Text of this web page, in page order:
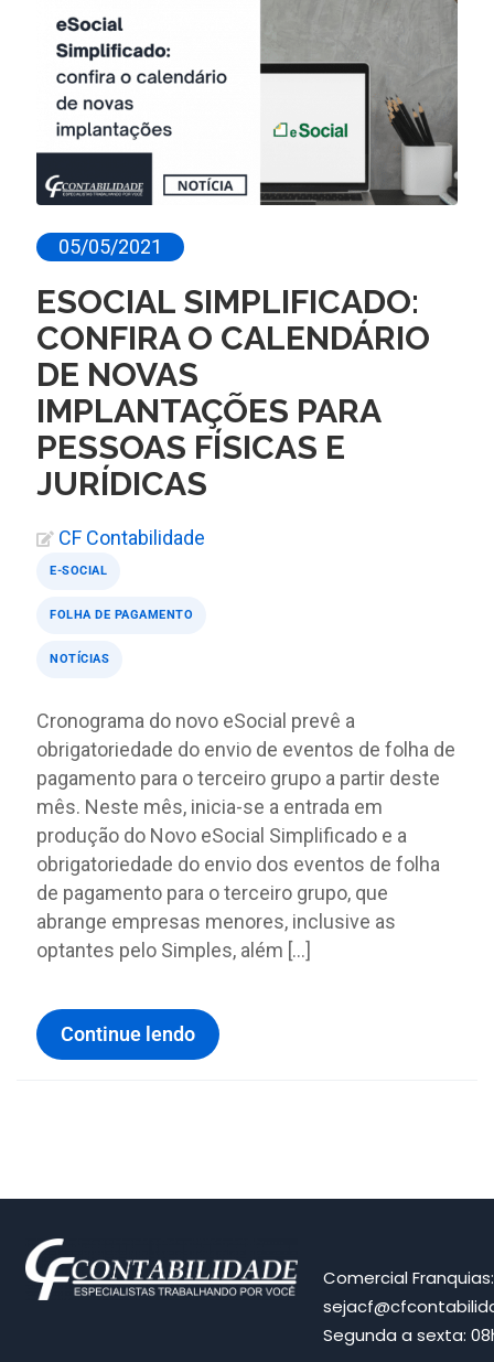
05/05/2021
ESOCIAL SIMPLIFICADO:
CONFIRA O CALENDÁRIO
DE NOVAS
IMPLANTAÇÕES PARA
PESSOAS FÍSICAS E
JURÍDICAS
CF Contabilidade
E-SOCIAL
FOLHA DE PAGAMENTO
NOTÍCIAS
Cronograma do novo eSocial prevê a
obrigatoriedade do envio de eventos de folha de
pagamento para o terceiro grupo a partir deste
mês. Neste mês, inicia-se a entrada em
produção do Novo eSocial Simplificado e a
obrigatoriedade do envio dos eventos de folha
de pagamento para o terceiro grupo, que
abrange empresas menores, inclusive as
optantes pelo Simples, além […]
Continue lendo
Comercial
Segunda a sexta: